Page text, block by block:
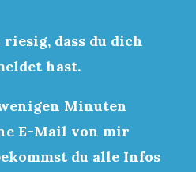
dass du dich
hast.
Minuten
E-Mail von mir
du alle Infos